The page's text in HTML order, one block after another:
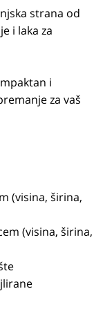
strana od
i laka za
i
za vaš
(visina, širina,
(visina, širina,